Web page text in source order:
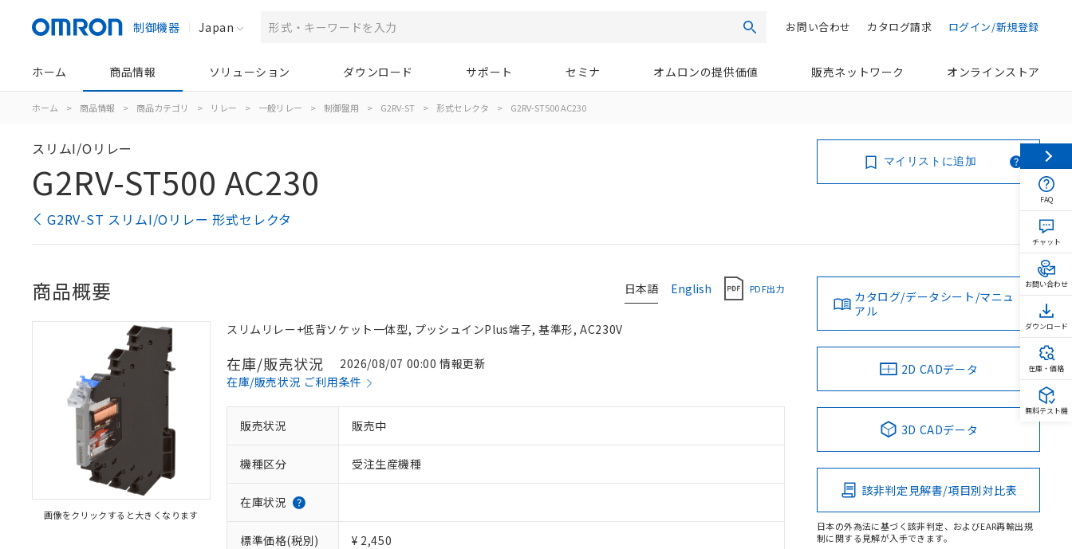
制御機器 Japan 検索 ログイン/新規登録
カタログ請求
お問い合わせ
ホーム 商品情報 ソリューション ダウンロード サポート セミナ オムロンの提供価値 販売ネットワーク オンラインストア
ホーム > 商品情報 > 商品カテゴリ > リレー > 一般リレー > 制御盤用 > G2RV-ST > 形式セレクタ > G2RV-ST500 AC230
スリムI/Oリレー
G2RV-ST500 AC230
G2RV-ST スリムI/Oリレー 形式セレクタ
マイリストに追加
日本語 English PDF出力
商品概要
画像をクリックすると大きくなります
スリムリレー+低背ソケット一体型, プッシュインPlus端子, 基準形, AC230V
在庫/販売状況
2026/08/07 00:00 情報更新
在庫/販売状況 ご利用条件
販売状況 販売中
機種区分 受注生産機種
在庫状況
標準価格(税別) ¥ 2,450
カタログ/データシート/マニュ
アル
2D CADデータ
3D CADデータ
該非判定見解書/項目別対比表
日本の外為法に基づく該非判定、およびEAR再輸出規
制に関する見解が入手できます。
FAQ
チャット
お問い合わせ
ダウンロード
在庫・価格
無料テスト機